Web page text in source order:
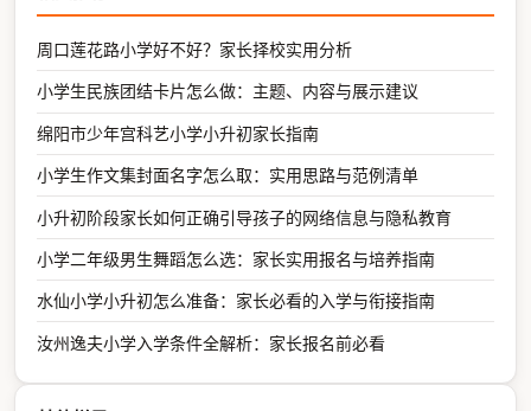
周口莲花路小学好不好？家长择校实用分析
小学生民族团结卡片怎么做：主题、内容与展示建议
绵阳市少年宫科艺小学小升初家长指南
小学生作文集封面名字怎么取：实用思路与范例清单
小升初阶段家长如何正确引导孩子的网络信息与隐私教育
小学二年级男生舞蹈怎么选：家长实用报名与培养指南
水仙小学小升初怎么准备：家长必看的入学与衔接指南
汝州逸夫小学入学条件全解析：家长报名前必看